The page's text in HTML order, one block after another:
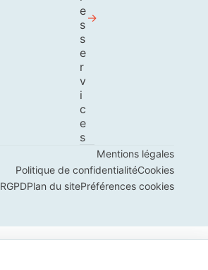
e
s
s
e
r
v
i
c
e
s
Mentions légales
Politique de confidentialitéCookies
RGPDPlan du sitePréférences cookies